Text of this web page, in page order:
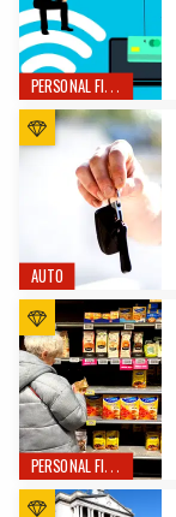
PERSONAL FINANCE
AUTO
PERSONAL FINANCE